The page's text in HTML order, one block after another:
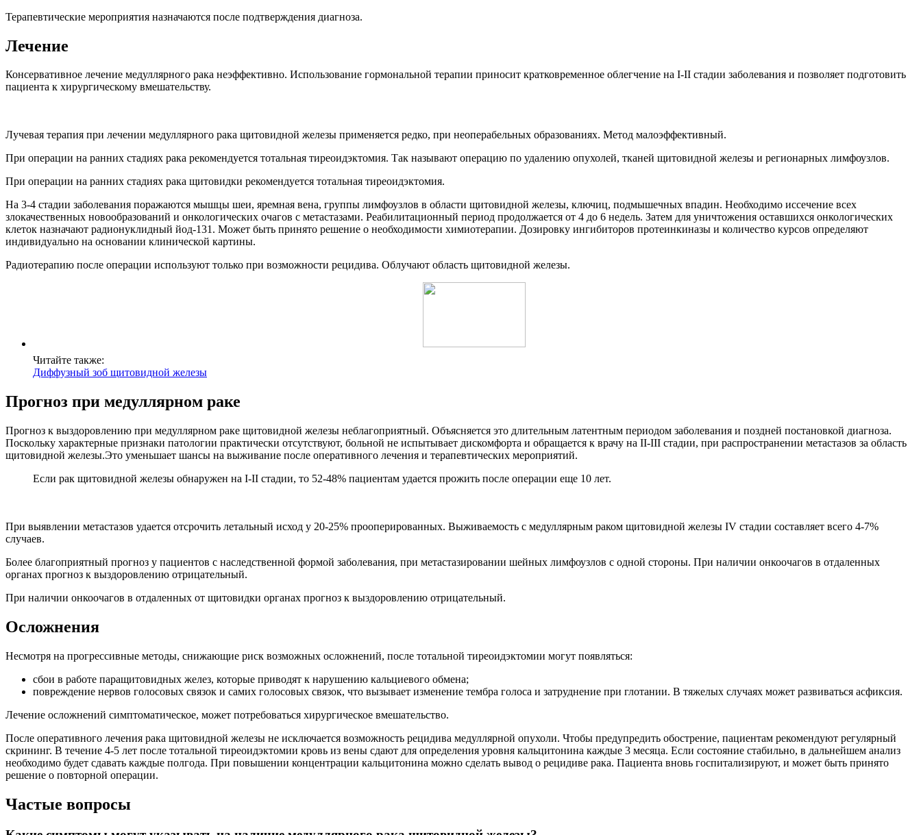
Терапевтические мероприятия назначаются после подтверждения диагноза.
Лечение
Консервативное лечение медуллярного рака неэффективно. Использование гормональной терапии приносит кратковременное облегчение на I-II стадии заболевания и позволяет подготовить
пациента к хирургическому вмешательству.
Лучевая терапия при лечении медуллярного рака щитовидной железы применяется редко, при неоперабельных образованиях. Метод малоэффективный.
При операции на ранних стадиях рака рекомендуется тотальная тиреоидэктомия. Так называют операцию по удалению опухолей, тканей щитовидной железы и регионарных лимфоузлов.
При операции на ранних стадиях рака щитовидки рекомендуется тотальная тиреоидэктомия.
На 3-4 стадии заболевания поражаются мышцы шеи, яремная вена, группы лимфоузлов в области щитовидной железы, ключиц, подмышечных впадин. Необходимо иссечение всех
злокачественных новообразований и онкологических очагов с метастазами. Реабилитационный период продолжается от 4 до 6 недель. Затем для уничтожения оставшихся онкологических
клеток назначают радионуклидный йод-131. Может быть принято решение о необходимости химиотерапии. Дозировку ингибиторов протеинкиназы и количество курсов определяют
индивидуально на основании клинической картины.
Радиотерапию после операции используют только при возможности рецидива. Облучают область щитовидной железы.
Читайте также:
Диффузный зоб щитовидной железы
Прогноз при медуллярном раке
Прогноз к выздоровлению при медуллярном раке щитовидной железы неблагоприятный. Объясняется это длительным латентным периодом заболевания и поздней постановкой диагноза.
Поскольку характерные признаки патологии практически отсутствуют, больной не испытывает дискомфорта и обращается к врачу на II-III стадии, при распространении метастазов за область
щитовидной железы.Это уменьшает шансы на выживание после оперативного лечения и терапевтических мероприятий.
Если рак щитовидной железы обнаружен на I-II стадии, то 52-48% пациентам удается прожить после операции еще 10 лет.
При выявлении метастазов удается отсрочить летальный исход у 20-25% прооперированных. Выживаемость с медуллярным раком щитовидной железы IV стадии составляет всего 4-7%
случаев.
Более благоприятный прогноз у пациентов с наследственной формой заболевания, при метастазировании шейных лимфоузлов с одной стороны. При наличии онкоочагов в отдаленных
органах прогноз к выздоровлению отрицательный.
При наличии онкоочагов в отдаленных от щитовидки органах прогноз к выздоровлению отрицательный.
Осложнения
Несмотря на прогрессивные методы, снижающие риск возможных осложнений, после тотальной тиреоидэктомии могут появляться:
сбои в работе паращитовидных желез, которые приводят к нарушению кальциевого обмена;
повреждение нервов голосовых связок и самих голосовых связок, что вызывает изменение тембра голоса и затруднение при глотании. В тяжелых случаях может развиваться асфиксия.
Лечение осложнений симптоматическое, может потребоваться хирургическое вмешательство.
После оперативного лечения рака щитовидной железы не исключается возможность рецидива медуллярной опухоли. Чтобы предупредить обострение, пациентам рекомендуют регулярный
скрининг. В течение 4-5 лет после тотальной тиреоидэктомии кровь из вены сдают для определения уровня кальцитонина каждые 3 месяца. Если состояние стабильно, в дальнейшем анализ
необходимо будет сдавать каждые полгода. При повышении концентрации кальцитонина можно сделать вывод о рецидиве рака. Пациента вновь госпитализируют, и может быть принято
решение о повторной операции.
Частые вопросы